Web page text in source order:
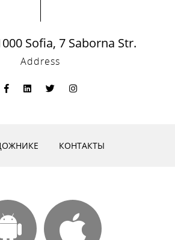
Sofia, 7 Saborna Str.
Address
КОНТАКТЫ